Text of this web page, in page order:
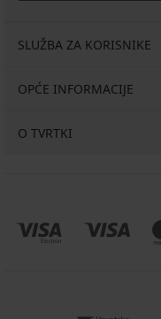
SLUŽBA ZA KORISNIKE
OPĆE INFORMACIJE
O TVRTKI